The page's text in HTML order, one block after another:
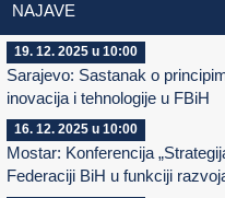
NAJAVE
19. 12. 2025 u 10:00
Sarajevo: Sastanak o
inovacija i tehnologije u FBiH
16. 12. 2025 u 10:00
Mostar: Konferencija
Federaciji BiH u funkciji